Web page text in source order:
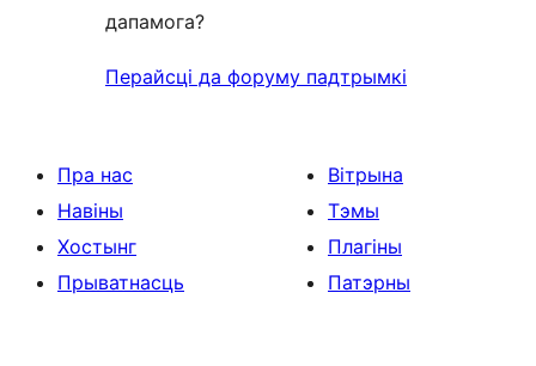
дапамога?
Перайсці да форуму падтрымкі
Пра нас
Навіны
Хостынг
Прыватнасць
Вітрына
Тэмы
Плагіны
Патэрны